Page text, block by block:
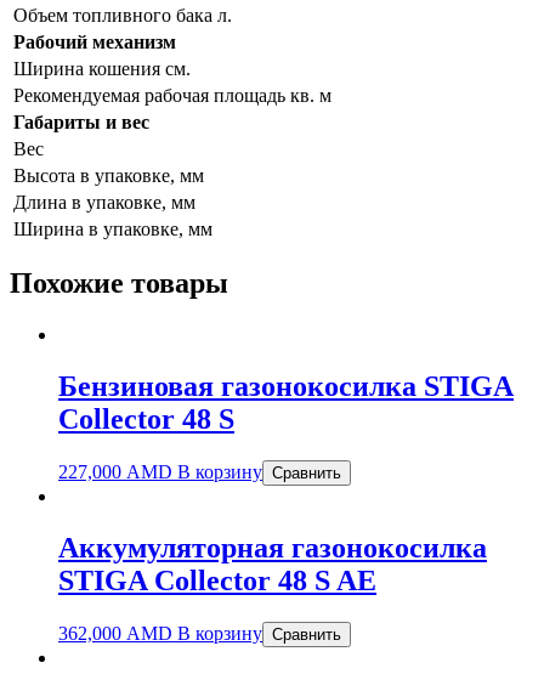
Объем топливного бака л.
Рабочий механизм
Ширина кошения см.
Рекомендуемая рабочая площадь кв. м
Габариты и вес
Вес
Высота в упаковке, мм
Длина в упаковке, мм
Ширина в упаковке, мм
Похожие товары
Бензиновая газонокосилка STIGA
Collector 48 S
227,000 AMD В корзину Сравнить
Аккумуляторная газонокосилка
STIGA Collector 48 S AE
362,000 AMD В корзину Сравнить